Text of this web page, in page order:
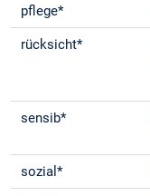
pflege*
rücksicht*
sensib*
sozial*